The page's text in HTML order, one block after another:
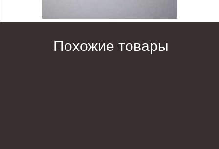
Похожие товары